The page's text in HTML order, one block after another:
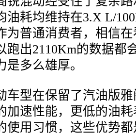
油耗均维持在3.X L/
为普通消费者，相信
跑出2110Km的数据都
多么雄厚。
型在保留了汽油版雅
加速性能，更低的油
使用习惯，这些优势